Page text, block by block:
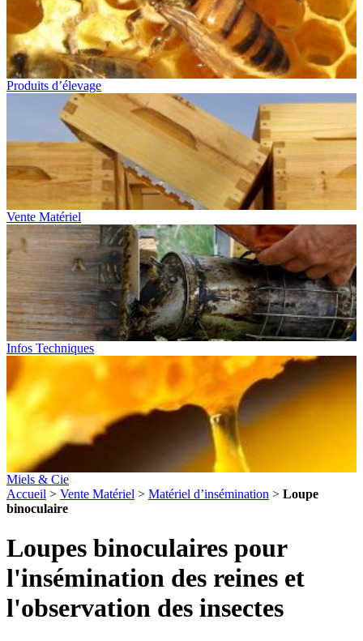
Produits d’élevage
Vente Matériel
Infos Techniques
Miels & Cie
Accueil > Vente Matériel > Matériel d’insémination > Loupe
binoculaire
Loupes binoculaires pour
l'insémination des reines et
l'observation des insectes